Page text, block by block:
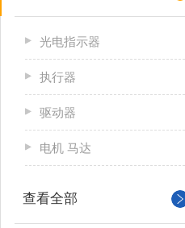
光电指示器
执行器
驱动器
电机 马达
查看全部